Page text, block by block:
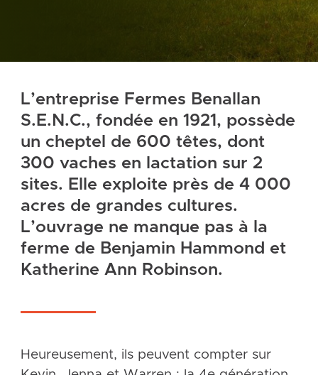
L’entreprise Fermes Benallan
S.E.N.C., fondée en 1921, possède
un cheptel de 600 têtes, dont
300 vaches en lactation sur 2
sites. Elle exploite près de 4 000
acres de grandes cultures.
L’ouvrage ne manque pas à la
ferme de Benjamin Hammond et
Katherine Ann Robinson.
Heureusement, ils peuvent compter sur